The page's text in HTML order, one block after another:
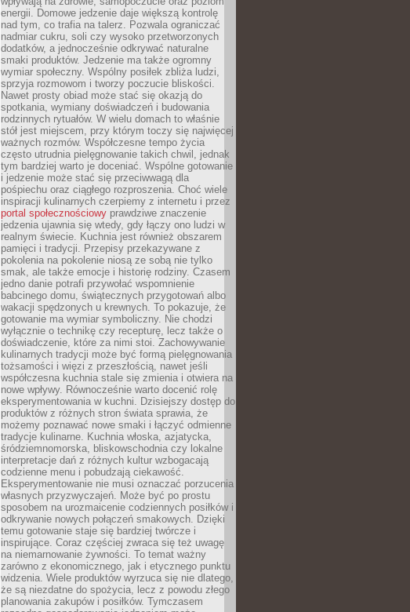
energii. Domowe jedzenie daje większą kontrolę
nad tym, co trafia na talerz. Pozwala ograniczać
nadmiar cukru, soli czy wysoko przetworzonych
dodatków, a jednocześnie odkrywać naturalne
smaki produktów. Jedzenie ma także ogromny
wymiar społeczny. Wspólny posiłek zbliża ludzi,
sprzyja rozmowom i tworzy poczucie bliskości.
Nawet prosty obiad może stać się okazją do
spotkania, wymiany doświadczeń i budowania
rodzinnych rytuałów. W wielu domach to właśnie
stół jest miejscem, przy którym toczy się najwięcej
ważnych rozmów. Współczesne tempo życia
często utrudnia pielęgnowanie takich chwil, jednak
tym bardziej warto je doceniać. Wspólne gotowanie
i jedzenie może stać się przeciwwagą dla
pośpiechu oraz ciągłego rozproszenia. Choć wiele
inspiracji kulinarnych czerpiemy z internetu i przez
portal społecznościowy prawdziwe znaczenie
jedzenia ujawnia się wtedy, gdy łączy ono ludzi w
realnym świecie. Kuchnia jest również obszarem
pamięci i tradycji. Przepisy przekazywane z
pokolenia na pokolenie niosą ze sobą nie tylko
smak, ale także emocje i historię rodziny. Czasem
jedno danie potrafi przywołać wspomnienie
babcinego domu, świątecznych przygotowań albo
wakacji spędzonych u krewnych. To pokazuje, że
gotowanie ma wymiar symboliczny. Nie chodzi
wyłącznie o technikę czy recepturę, lecz także o
doświadczenie, które za nimi stoi. Zachowywanie
kulinarnych tradycji może być formą pielęgnowania
tożsamości i więzi z przeszłością, nawet jeśli
współczesna kuchnia stale się zmienia i otwiera na
nowe wpływy. Równocześnie warto docenić rolę
eksperymentowania w kuchni. Dzisiejszy dostęp do
produktów z różnych stron świata sprawia, że
możemy poznawać nowe smaki i łączyć odmienne
tradycje kulinarne. Kuchnia włoska, azjatycka,
śródziemnomorska, bliskowschodnia czy lokalne
interpretacje dań z różnych kultur wzbogacają
codzienne menu i pobudzają ciekawość.
Eksperymentowanie nie musi oznaczać porzucenia
własnych przyzwyczajeń. Może być po prostu
sposobem na urozmaicenie codziennych posiłków i
odkrywanie nowych połączeń smakowych. Dzięki
temu gotowanie staje się bardziej twórcze i
inspirujące. Coraz częściej zwraca się też uwagę
na niemarnowanie żywności. To temat ważny
zarówno z ekonomicznego, jak i etycznego punktu
widzenia. Wiele produktów wyrzuca się nie dlatego,
że są niezdatne do spożycia, lecz z powodu złego
planowania zakupów i posiłków. Tymczasem